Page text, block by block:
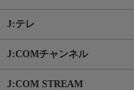
J:テレ
J:COMチャンネル
J:COM STREAM